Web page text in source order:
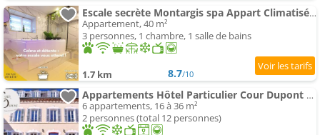
Escale secrète Montargis spa Appart Climatisé Parking gratuit
Appartement, 40 m²
3 personnes, 1 chambre, 1 salle de bains
1.7 km 8.7/10
Appartements Hôtel Particulier Cour Dupont - Résidence en Autonomie
6 appartements, 16 à 36 m²
2 personnes (total 12 personnes)